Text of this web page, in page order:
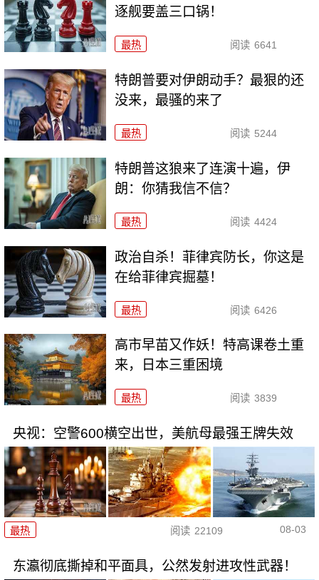
逐舰要盖三口锅！
最热 阅读 6641
特朗普要对伊朗动手？最狠的还
没来，最骚的来了
最热 阅读 5244
特朗普这狼来了连演十遍，伊
朗：你猜我信不信？
最热 阅读 4424
政治自杀！菲律宾防长，你这是
在给菲律宾掘墓！
最热 阅读 6426
高市早苗又作妖！特高课卷土重
来，日本三重困境
最热 阅读 3839
央视：空警600横空出世，美航母最强王牌失效
最热 阅读 22109 08-03
东瀛彻底撕掉和平面具，公然发射进攻性武器！